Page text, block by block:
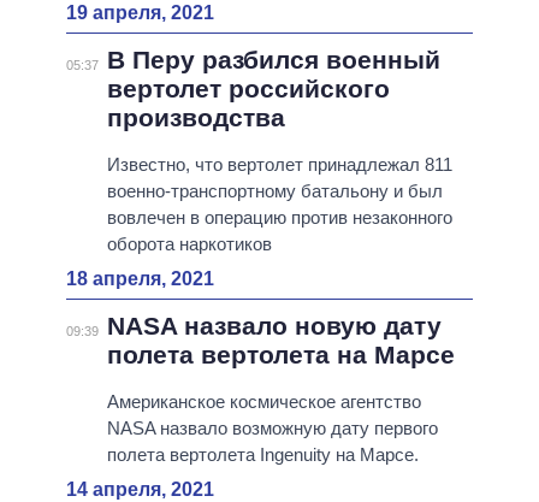
19 апреля, 2021
05:37
В Перу разбился военный
вертолет российского
производства
Известно, что вертолет принадлежал 811
военно-транспортному батальону и был
вовлечен в операцию против незаконного
оборота наркотиков
18 апреля, 2021
09:39
NASA назвало новую дату
полета вертолета на Марсе
Американское космическое агентство
NASA назвало возможную дату первого
полета вертолета Ingenuity на Марсе.
14 апреля, 2021